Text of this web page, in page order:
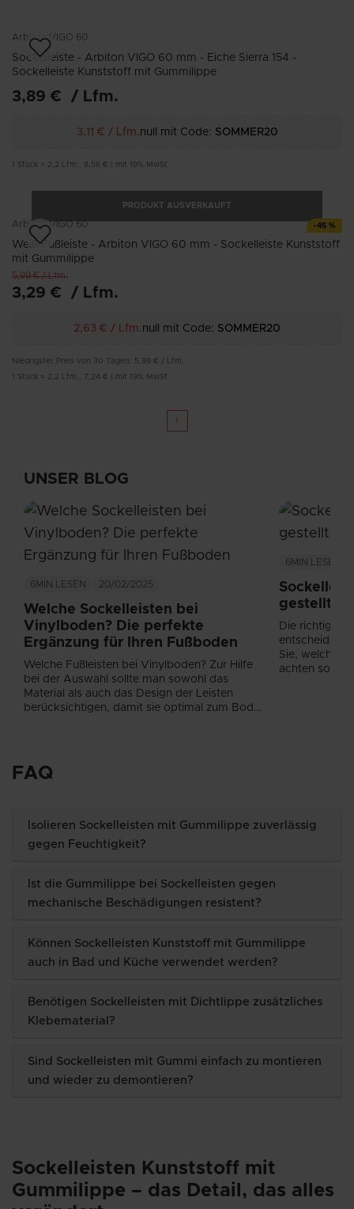
Arbiton VIGO 60
Sockelleiste - Arbiton VIGO 60 mm - Eiche Sierra 154 -
Sockelleiste Kunststoff mit Gummilippe
3,89 € / Lfm.
3,11 € / Lfm. null mit Code: SOMMER20
Stück = 2,2 Lfm. 8,56 € mit 19% MwSt
PRODUKT AUSVERKAUFT
-45 %
Arbiton VIGO 60
Weiß Fußleiste - Arbiton VIGO 60 mm - Sockelleiste Kunststoff
mit Gummilippe
5,99 €/Lfm.
3,29 € / Lfm.
2,63 € / Lfm. null mit Code: SOMMER20
Niedrigster Preis von 30 Tagen: 5,99 € /
Lfm.
Stück = 2,2 Lfm. 7,24 € mit 19% MwSt
UNSER BLOG
6MIN LESEN 20/02/2025
Welche Sockelleisten bei
Vinylboden? Die perfekte
Ergänzung für Ihren Fußboden
Welche Fußleisten bei Vinylboden? Zur Hilfe
bei der Auswahl sollte man sowohl das
Material als auch das Design der Leisten
berücksichtigen, damit sie optimal zum Boden
6MIN LESEN
gestellte
Die richtige
entscheidend
Sie, welche
achten
FAQ
Isolieren Sockelleisten mit Gummilippe zuverlässig
gegen Feuchtigkeit?
Ist die Gummilippe bei Sockelleisten gegen
mechanische Beschädigungen resistent?
Können Sockelleisten Kunststoff mit Gummilippe
auch in Bad und Küche verwendet werden?
Benötigen Sockelleisten mit Dichtlippe zusätzliches
Klebematerial?
Sind Sockelleisten mit Gummi einfach zu montieren
und wieder zu demontieren?
Sockelleisten Kunststoff mit
Gummilippe – das Detail, das alles